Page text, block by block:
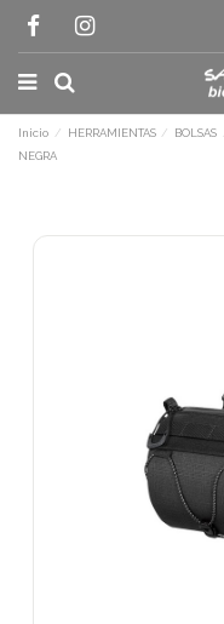
Inicio HERRAMIENTAS BOLSAS
NEGRA